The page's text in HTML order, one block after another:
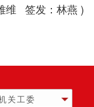
维 签发：林燕 )
关工委